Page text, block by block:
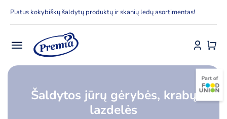
Platus kokybiškų šaldytų produktų ir skanių ledų asortimentas!
Toggle
Navigation
E-parduotuvė
Šaldytos jūrų gėrybės, krabų
lazdelės